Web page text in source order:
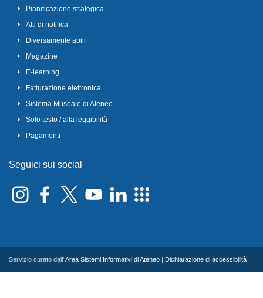
Pianificazione strategica
Atti di notifica
Diversamente abili
Magazine
E-learning
Fatturazione elettronica
Sistema Museale di Ateneo
Solo testo / alta leggibilità
Pagamenti
Seguici sui social
Servizio curato dall'Area Sistemi Informativi di Ateneo Dichiarazione di accessibilità